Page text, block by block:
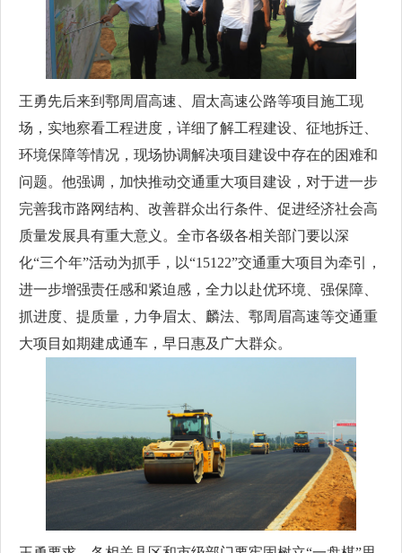
王勇先后来到鄠周眉高速、眉太高速公路等项目施工现
场，实地察看工程进度，详细了解工程建设、征地拆迁、
环境保障等情况，现场协调解决项目建设中存在的困难和
问题。他强调，加快推动交通重大项目建设，对于进一步
完善我市路网结构、改善群众出行条件、促进经济社会高
质量发展具有重大意义。全市各级各相关部门要以深
化“三个年”活动为抓手，以“15122”交通重大项目为牵引，
进一步增强责任感和紧迫感，全力以赴优环境、强保障、
抓进度、提质量，力争眉太、麟法、鄠周眉高速等交通重
大项目如期建成通车，早日惠及广大群众。